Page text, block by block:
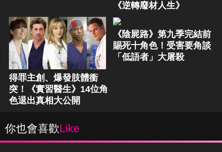
《逆轉廢材人生》
得罪主創、爆發肢體衝
突！《實習醫生》14位角
色退出真相大公開
《陰屍路》第九季完結前
賜死十角色！受害要角談
「低語者」大屠殺
你也會喜歡Like